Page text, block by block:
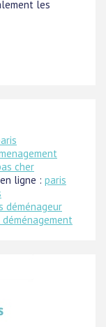
les
cher
ligne : paris
déménageur